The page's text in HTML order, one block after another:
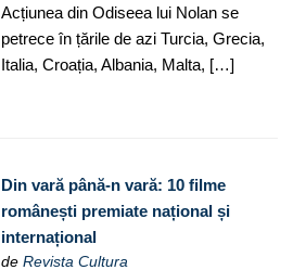
Acțiunea din Odiseea lui Nolan se
petrece în țările de azi Turcia, Grecia,
Italia, Croația, Albania, Malta, […]
Din vară până-n vară: 10 filme
românești premiate național și
internațional
deRevista Cultura